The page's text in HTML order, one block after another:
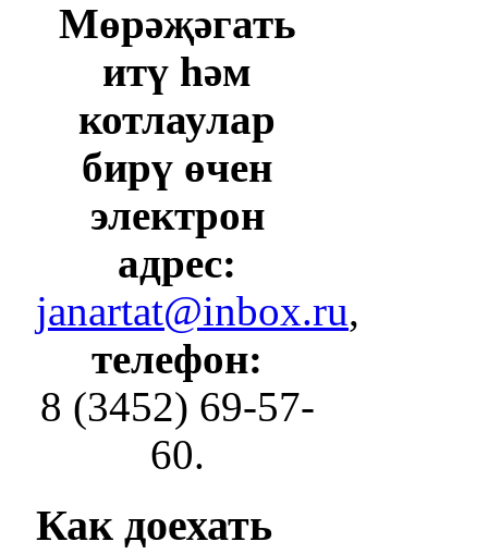
Мөрәҗәгать
итү һәм
котлаулар
бирү өчен
электрон
адрес:
janartat@inbox.ru,
телефон:
8 (3452) 69-57-
60.
Как доехать